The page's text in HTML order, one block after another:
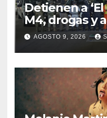
Detienen a
M4, drogas y
carretera de
AGOSTO 9, 2026